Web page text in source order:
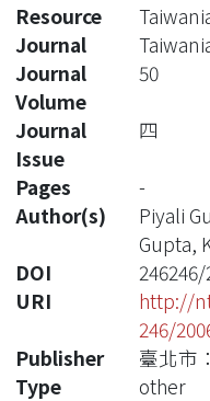
Resource
Journal
Journal
Volume
50
Journal
Issue
四
Pages
-
Author(s)
Piyali
Gupta,
DOI
URI
http://
246/
Publisher
臺北市
Type
other